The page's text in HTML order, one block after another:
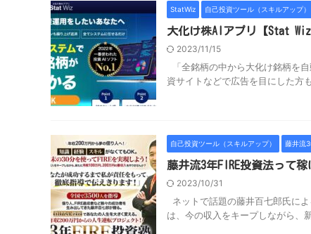
StatWiz 自己投資ツール（スキルアップ）
大化け株AIアプリ【Stat
2023/11/15
「全銘柄の中から大化け銘柄を
資サイトなどで広告を目にした方
自己投資ツール（スキルアップ） 藤井流
藤井流3年FIRE投資法って
2023/10/31
ネットで話題の藤井百七郎氏に
は、今の収入をキープしながら、